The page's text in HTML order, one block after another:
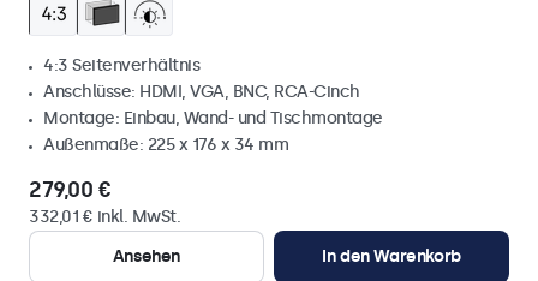
4:3 Seitenverhältnis
Anschlüsse: HDMI, VGA, BNC, RCA-Cinch
Montage: Einbau, Wand- und Tischmontage
Außenmaße: 225 x 176 x 34 mm
279,00 €
332,01 € inkl. MwSt.
Ansehen
In den Warenkorb